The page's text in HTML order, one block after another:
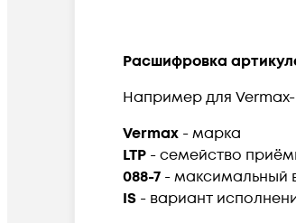
Расшифровка
Например для Vermax-
Vermax - марка
LTP - семейство
088-7 - максимальный
IS - вариант